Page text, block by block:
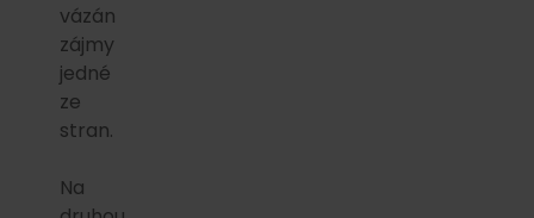
vázán
zájmy
jedné
ze
stran.
Na